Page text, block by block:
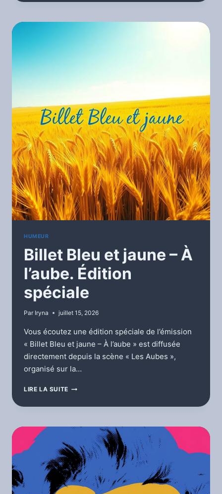
ET
–
HUMEUR
Billet Bleu et jaune – À
l’aube. Édition
spéciale
Par Iryna juillet 15, 2026
Vous écoutez une édition spéciale de l’émission
« Billet Bleu et jaune – À l’aube » est diffusée
directement depuis la scène « Les Aubes »,
organisé sur la…
LIRE LA SUITE BILLET
ET
–
L’AUBE.
ÉDITION
SPÉCIALE